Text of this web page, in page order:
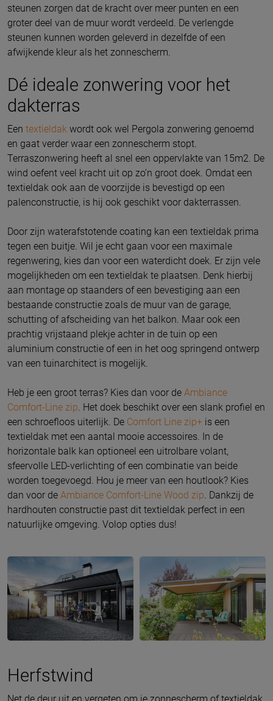
steunen zorgen dat de kracht over meer punten en een
groter deel van de muur wordt verdeeld. De verlengde
steunen kunnen worden geleverd in dezelfde of een
afwijkende kleur als het zonnescherm.
Dé ideale zonwering voor het
dakterras
Een textieldak wordt ook wel Pergola zonwering genoemd
en gaat verder waar een zonnescherm stopt.
Terraszonwering heeft al snel een oppervlakte van 15m2. De
wind oefent veel kracht uit op zo’n groot doek. Omdat een
textieldak ook aan de voorzijde is bevestigd op een
palenconstructie, is hij ook geschikt voor dakterrassen.
Door zijn waterafstotende coating kan een textieldak prima
tegen een buitje. Wil je echt gaan voor een maximale
regenwering, kies dan voor een waterdicht doek. Er zijn vele
mogelijkheden om een textieldak te plaatsen. Denk hierbij
aan montage op staanders of een bevestiging aan een
bestaande constructie zoals de muur van de garage,
schutting of afscheiding van het balkon. Maar ook een
prachtig vrijstaand plekje achter in de tuin op een
aluminium constructie of een in het oog springend ontwerp
van een tuinarchitect is mogelijk.
Heb je een groot terras? Kies dan voor de Ambiance
Comfort-Line zip . Het doek beschikt over een slank profiel en
een schroefloos uiterlijk. De Comfort Line zip+ is een
textieldak met een aantal mooie accessoires. In de
horizontale balk kan optioneel een uitrolbare volant,
sfeervolle LED-verlichting of een combinatie van beide
worden toegevoegd. Hou je meer van een houtlook? Kies
dan voor de Ambiance Comfort-Line Wood zip . Dankzij de
hardhouten constructie past dit textieldak perfect in een
natuurlijke omgeving. Volop opties dus!
Herfstwind